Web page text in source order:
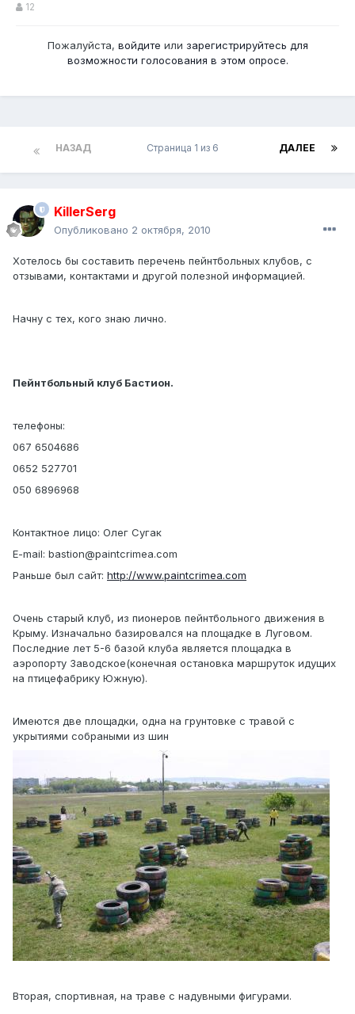
12
Пожалуйста, войдите или зарегистрируйтесь для
возможности голосования в этом опросе.
НАЗАД ДАЛЕЕ
Страница 1 из 6
KillerSerg
Опубликовано 2 октября, 2010
Хотелось бы составить перечень пейнтбольных клубов, с
отзывами, контактами и другой полезной информацией.
Начну с тех, кого знаю лично.
Пейнтбольный клуб Бастион.
телефоны:
067 6504686
0652 527701
050 6896968
Контактное лицо: Олег Сугак
E-mail: bastion@paintcrimea.com
Раньше был сайт: http://www.paintcrimea.com
Очень старый клуб, из пионеров пейнтбольного движения в
Крыму. Изначально базировался на площадке в Луговом.
Последние лет 5-6 базой клуба является площадка в
аэропорту Заводское(конечная остановка маршруток идущих
на птицефабрику Южную).
Имеются две площадки, одна на грунтовке с травой с
укрытиями собраными из шин
Вторая, спортивная, на траве с надувными фигурами.